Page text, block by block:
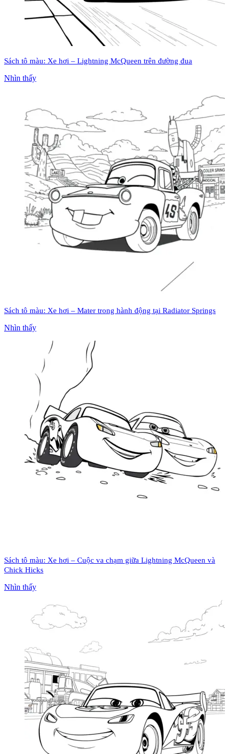
Sách tô màu: Xe hơi – Lightning McQueen trên đường đua
Nhìn thấy
Sách tô màu: Xe hơi – Mater trong hành động tại Radiator Springs
Nhìn thấy
Sách tô màu: Xe hơi – Cuộc va chạm giữa Lightning McQueen và
Chick Hicks
Nhìn thấy